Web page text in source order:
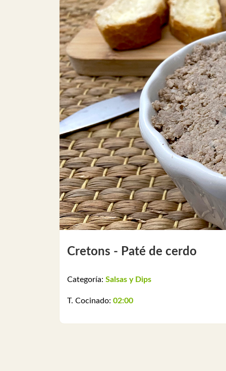
Cretons - Paté de cerdo
Categoría: Salsas y Dips
T. Cocinado: 02:00